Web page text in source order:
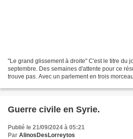
"Le grand glissement à droite" C'est le titre du
septembre. Des semaines d'attente pour ce
trouve pas. Avec un parlement en trois
Guerre civile en Syrie.
Publié le 21/09/2024 à 05:21
Par AlinosDesLorreytos